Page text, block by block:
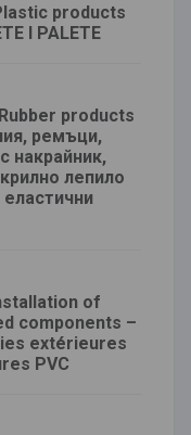
products
I PALETE
products
ремъци,
накрайник,
лепило
of
components –
extérieures
PVC